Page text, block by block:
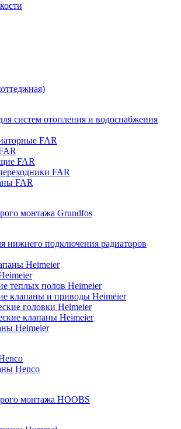
систем отопления и водоснабжения
FAR
FAR
FAR
FAR
монтажа Grundfos
нижнего подключения радиаторов
Heimeier
теплых полов Heimeier
клапаны и приводы Heimeier
головки Heimeier
клапаны Heimeier
Heimeier
Henco
монтажа HOOBS